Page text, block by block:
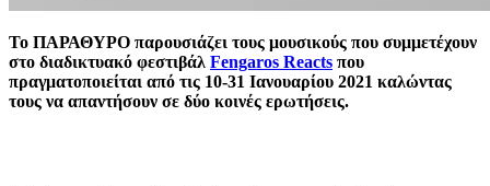
Το ΠΑΡΑΘΥΡΟ παρουσιάζει τους μουσικούς που συμμετέχουν
στο διαδικτυακό φεστιβάλ Fengaros Reacts που
πραγματοποιείται από τις 10-31 Ιανουαρίου 2021 καλώντας
τους να απαντήσουν σε δύο κοινές ερωτήσεις.